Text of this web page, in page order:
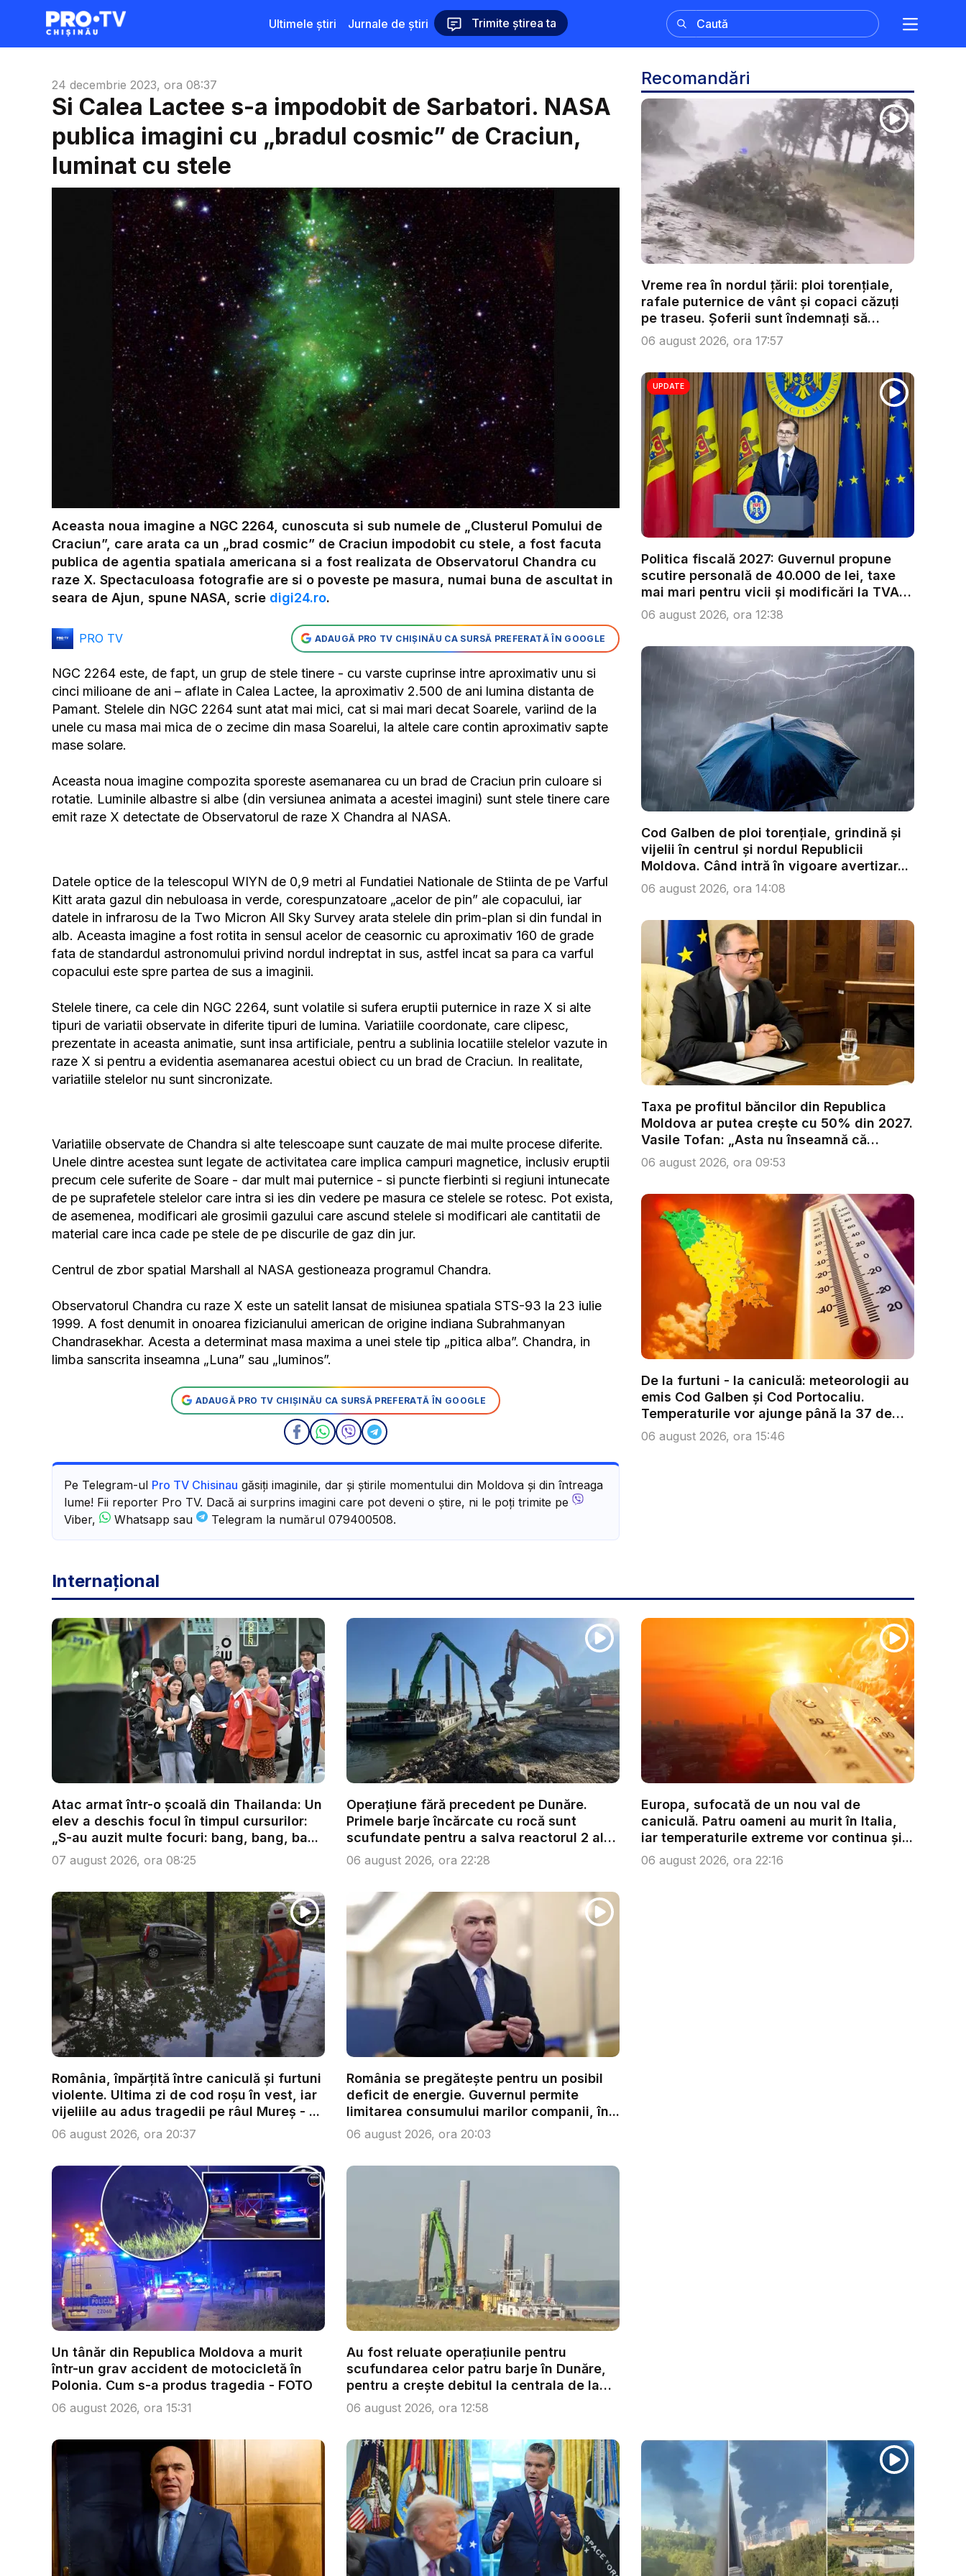
Ultimele știri Jurnale de știri Trimite știrea ta
24 decembrie 2023, ora 08:37
Si Calea Lactee s-a impodobit de Sarbatori. NASA
publica imagini cu „bradul cosmic” de Craciun,
luminat cu stele
Aceasta noua imagine a NGC 2264, cunoscuta si sub numele de „Clusterul Pomului de
Craciun”, care arata ca un „brad cosmic” de Craciun impodobit cu stele, a fost facuta
publica de agentia spatiala americana si a fost realizata de Observatorul Chandra cu
raze X. Spectaculoasa fotografie are si o poveste pe masura, numai buna de ascultat in
seara de Ajun, spune NASA, scrie digi24.ro.
PRO TV ADAUGĂ PRO TV CHIȘINĂU CA SURSĂ PREFERATĂ ÎN GOOGLE
NGC 2264 este, de fapt, un grup de stele tinere - cu varste cuprinse intre aproximativ unu si
cinci milioane de ani – aflate in Calea Lactee, la aproximativ 2.500 de ani lumina distanta de
Pamant. Stelele din NGC 2264 sunt atat mai mici, cat si mai mari decat Soarele, variind de la
unele cu masa mai mica de o zecime din masa Soarelui, la altele care contin aproximativ sapte
mase solare.
Aceasta noua imagine compozita sporeste asemanarea cu un brad de Craciun prin culoare si
rotatie. Luminile albastre si albe (din versiunea animata a acestei imagini) sunt stele tinere care
emit raze X detectate de Observatorul de raze X Chandra al NASA.
Datele optice de la telescopul WIYN de 0,9 metri al Fundatiei Nationale de Stiinta de pe Varful
Kitt arata gazul din nebuloasa in verde, corespunzatoare „acelor de pin” ale copacului, iar
datele in infrarosu de la Two Micron All Sky Survey arata stelele din prim-plan si din fundal in
alb. Aceasta imagine a fost rotita in sensul acelor de ceasornic cu aproximativ 160 de grade
fata de standardul astronomului privind nordul indreptat in sus, astfel incat sa para ca varful
copacului este spre partea de sus a imaginii.
Stelele tinere, ca cele din NGC 2264, sunt volatile si sufera eruptii puternice in raze X si alte
tipuri de variatii observate in diferite tipuri de lumina. Variatiile coordonate, care clipesc,
prezentate in aceasta animatie, sunt insa artificiale, pentru a sublinia locatiile stelelor vazute in
raze X si pentru a evidentia asemanarea acestui obiect cu un brad de Craciun. In realitate,
variatiile stelelor nu sunt sincronizate.
Variatiile observate de Chandra si alte telescoape sunt cauzate de mai multe procese diferite.
Unele dintre acestea sunt legate de activitatea care implica campuri magnetice, inclusiv eruptii
precum cele suferite de Soare - dar mult mai puternice - si puncte fierbinti si regiuni intunecate
de pe suprafetele stelelor care intra si ies din vedere pe masura ce stelele se rotesc. Pot exista,
de asemenea, modificari ale grosimii gazului care ascund stelele si modificari ale cantitatii de
material care inca cade pe stele de pe discurile de gaz din jur.
Centrul de zbor spatial Marshall al NASA gestioneaza programul Chandra.
Observatorul Chandra cu raze X este un satelit lansat de misiunea spatiala STS-93 la 23 iulie
1999. A fost denumit in onoarea fizicianului american de origine indiana Subrahmanyan
Chandrasekhar. Acesta a determinat masa maxima a unei stele tip „pitica alba”. Chandra, in
limba sanscrita inseamna „Luna” sau „luminos”.
ADAUGĂ PRO TV CHIȘINĂU CA SURSĂ PREFERATĂ ÎN GOOGLE
Pe Telegram-ul Pro TV Chisinau găsiți imaginile, dar și știrile momentului din Moldova și din întreaga
lume! Fii reporter Pro TV. Dacă ai surprins imagini care pot deveni o știre, ni le poți trimite pe
Viber,
Whatsapp sau Telegram la numărul 079400508.
Recomandări
Vreme rea în nordul țării: ploi torențiale,
rafale puternice de vânt și copaci căzuți
pe traseu. Șoferii sunt îndemnați să
condu...
06 august 2026, ora 17:57
UPDATE
Politica fiscală 2027: Guvernul propune
scutire personală de 40.000 de lei, taxe
mai mari pentru vicii și modificări la TVA.
...
06 august 2026, ora 12:38
Cod Galben de ploi torențiale, grindină și
vijelii în centrul și nordul Republicii
Moldova. Când intră în vigoare avertizar...
06 august 2026, ora 14:08
Taxa pe profitul băncilor din Republica
Moldova ar putea crește cu 50% din 2027.
Vasile Tofan: „Asta nu înseamnă că
trebu...
06 august 2026, ora 09:53
De la furtuni - la caniculă: meteorologii au
emis Cod Galben și Cod Portocaliu.
Temperaturile vor ajunge până la 37 de
g...
06 august 2026, ora 15:46
Internațional
Atac armat într-o școală din Thailanda: Un
elev a deschis focul în timpul cursurilor:
„S-au auzit multe focuri: bang, bang, ba...
07 august 2026, ora 08:25
Operațiune fără precedent pe Dunăre.
Primele barje încărcate cu rocă sunt
scufundate pentru a salva reactorul 2 al
C...
06 august 2026, ora 22:28
Europa, sufocată de un nou val de
caniculă. Patru oameni au murit în Italia,
iar temperaturile extreme vor continua și...
06 august 2026, ora 22:16
România, împărțită între caniculă și furtuni
violente. Ultima zi de cod roșu în vest, iar
vijeliile au adus tragedii pe râul Mureș - ...
06 august 2026, ora 20:37
România se pregătește pentru un posibil
deficit de energie. Guvernul permite
limitarea consumului marilor companii, în...
06 august 2026, ora 20:03
Un tânăr din Republica Moldova a murit
într-un grav accident de motocicletă în
Polonia. Cum s-a produs tragedia - FOTO
06 august 2026, ora 15:31
Au fost reluate operațiunile pentru
scufundarea celor patru barje în Dunăre,
pentru a crește debitul la centrala de la
C...
06 august 2026, ora 12:58